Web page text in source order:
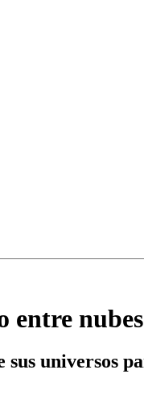
entre nubes
sus universos